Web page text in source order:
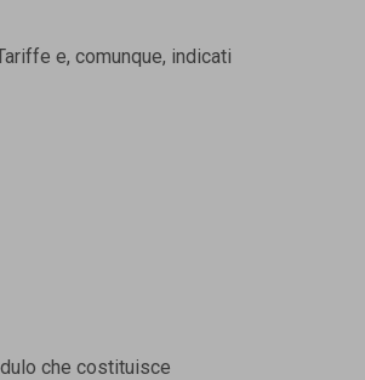
e, comunque, indicati
che costituisce